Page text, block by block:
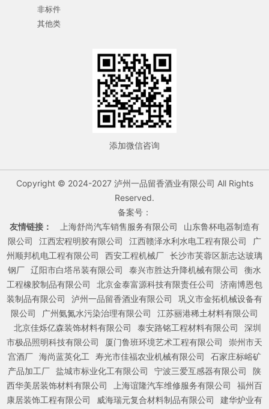
非标件
其他类
添加微信咨询
Copyright © 2024-2027 泸州一品留香酒业有限公司 All Rights
Reserved.
备案号：
友情链接：
上海舒尚汽车销售服务有限公司
山东鲁杯电器制造有
限公司
江西宏程明胶有限公司 江西赣泽水利水电工程有限公司
广
州顺邦机电工程有限公司
西安工程机械厂 长沙市芙蓉区新志达玻璃
钢厂 辽阳市白塔吊装有限公司 泰兴市胜达升降机械有限公司
衡水
工程橡胶制品有限公司
北京金泰富源科技有限责任公司
济南博恩包
装制品有限公司
泸州一品留香酒业有限公司
巩义市金拓机械设备有
限公司
广州氨氮水污染治理有限公司
江苏丽港稀土材料有限公司
北京佳烁亿森装饰材料有限公司
泰安路铭工程材料有限公司
深圳
市极品照明科技有限公司
厦门鲁班环境艺术工程有限公司
崇州市天
宫酒厂 海尚蓝英化工 寿光市佳福农业机械有限公司
石家庄标峪矿
产品加工厂 盐城市标业化工有限公司 宁波三爱互感器有限公司
陕
西华美居装饰材料有限公司
上海谊隆汽车维修服务有限公司
福州百
康居装饰工程有限公司
威海瑞元复合材料制品有限公司
建华炉业有